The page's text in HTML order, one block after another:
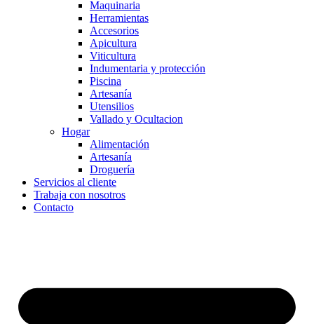
Maquinaria
Herramientas
Accesorios
Apicultura
Viticultura
Indumentaria y protección
Piscina
Artesanía
Utensilios
Vallado y Ocultacion
Hogar
Alimentación
Artesanía
Droguería
Servicios al cliente
Trabaja con nosotros
Contacto